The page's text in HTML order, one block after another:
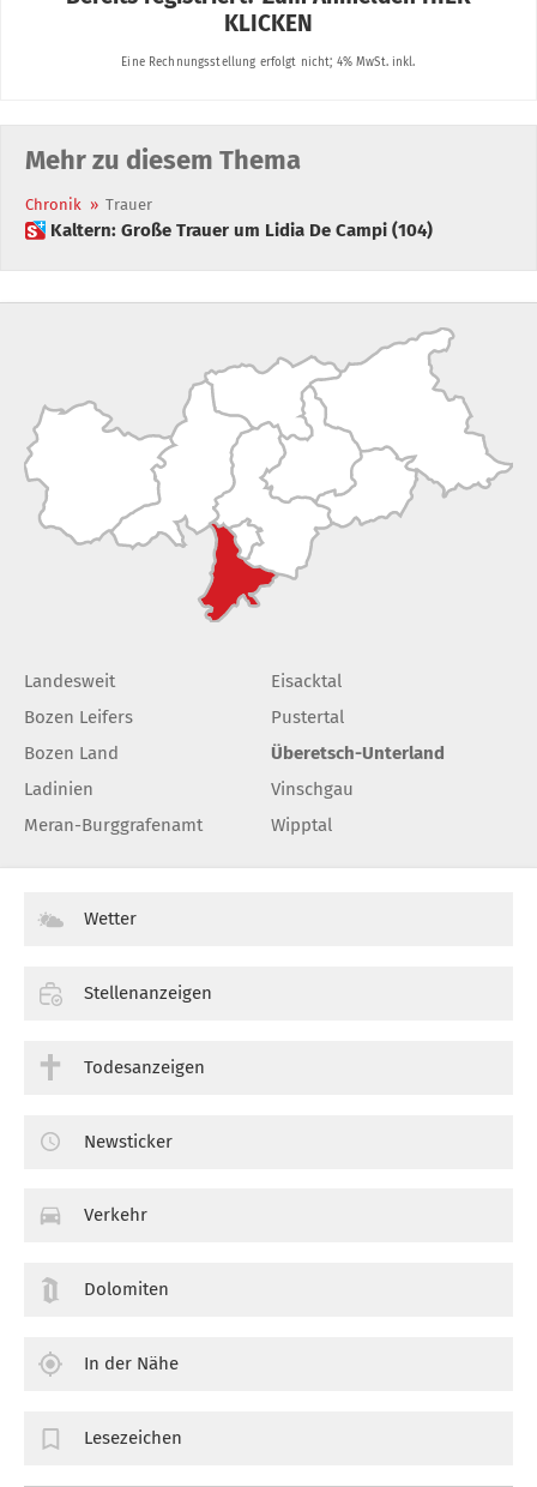
Mehr zu diesem Thema
Chronik » Trauer
 Kaltern: Große Trauer um Lidia De Campi (104)
Landesweit
Bozen Leifers
Bozen Land
Ladinien
Meran-Burggrafenamt
Eisacktal
Pustertal
Überetsch-Unterland
Vinschgau
Wipptal
Wetter
Stellenanzeigen
Todesanzeigen
Newsticker
Verkehr
Dolomiten
In der Nähe
Lesezeichen